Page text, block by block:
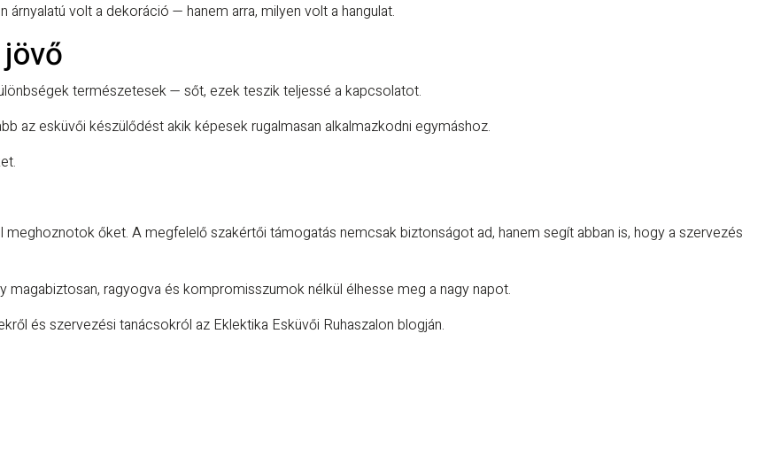
volt a dekoráció — hanem arra, milyen volt a hangulat.
természetesek — sőt, ezek teszik teljessé a kapcsolatot.
az esküvői készülődést akik képesek rugalmasan alkalmazkodni egymáshoz.
őket. A megfelelő szakértői támogatás nemcsak biztonságot ad, hanem segít abban is, hogy a szervezés
magabiztosan, ragyogva és kompromisszumok nélkül élhesse meg a nagy napot.
és szervezési tanácsokról az Eklektika Esküvői Ruhaszalon blogján.